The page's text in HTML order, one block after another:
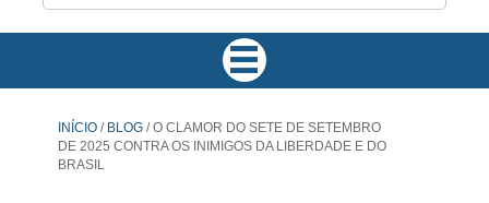
INÍCIO / BLOG /O CLAMOR DO SETE DE SETEMBRO
DE 2025 CONTRA OS INIMIGOS DA LIBERDADE E DO
BRASIL